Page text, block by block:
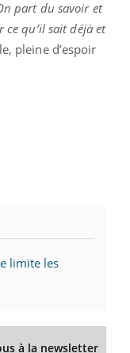
part du savoir et
ce qu’il sait déjà et
pleine d’espoir
limite les
à la newsletter